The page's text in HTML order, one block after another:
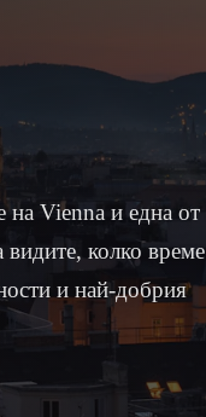
на Vienna и една от
колко
и най-добрия